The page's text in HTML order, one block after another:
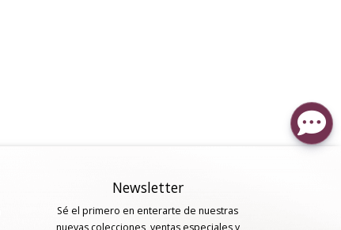
Newsletter
Sé el primero en enterarte de nuestras
nuevas colecciones, ventas especiales y